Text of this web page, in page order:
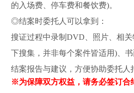
的入场费、停车费和餐饮费)。
◎结案时委托人可以拿到：
搜证过程中录制DVD、照片、相
下搜集，并非每个案件皆适用)、
结案报告与建议，方便协助委托人
※为保障双方权益，请务必签订合